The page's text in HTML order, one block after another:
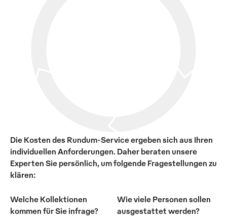
Die Kosten des Rundum-Service ergeben sich aus Ihren
individuellen Anforderungen. Daher beraten unsere
Experten Sie persönlich, um folgende Fragestellungen zu
klären:
Welche Kollektionen
kommen für Sie infrage?
Wie viele Personen sollen
ausgestattet werden?